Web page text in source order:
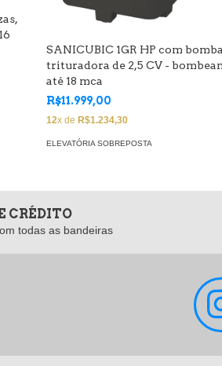
SANICUBIC 1GR HP com bomba
trituradora de 2,5 CV -
até 18 mca
R$11.999,00
12x de R$1.234,30
ELEVATÓRIA SOBREPOSTA
CRÉDITO
todas as bandeiras